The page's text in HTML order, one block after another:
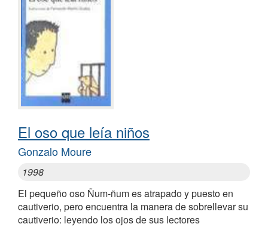
El oso que leía niños
Gonzalo Moure
1998
El pequeño oso Ñum-ñum es atrapado y puesto en
cautiverio, pero encuentra la manera de sobrellevar su
cautiverio: leyendo los ojos de sus lectores